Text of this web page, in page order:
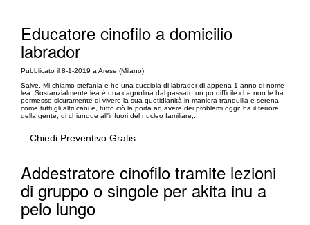
Educatore cinofilo a domicilio
labrador
Pubblicato il 8-1-2019 a Arese (Milano)
Salve, Mi chiamo stefania e ho una cucciola di labrador di appena 1 anno di nome
lea. Sostanzialmente lea è una cagnolina dal passato un po difficile che non le ha
permesso sicuramente di vivere la sua quotidianità in maniera tranquilla e serena
come tutti gli altri cani e, tutto ciò la porta ad avere dei problemi oggi: ha il terrore
della gente, di chiunque all'infuori del nucleo familiare,...
Chiedi Preventivo Gratis
Addestratore cinofilo tramite lezioni
di gruppo o singole per akita inu a
pelo lungo